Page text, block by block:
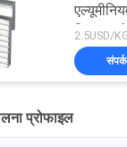
क्लिप
2.5USD/
संपर्क
प्रोफाइल